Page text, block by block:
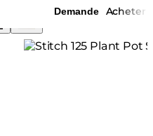
Demande Acheter